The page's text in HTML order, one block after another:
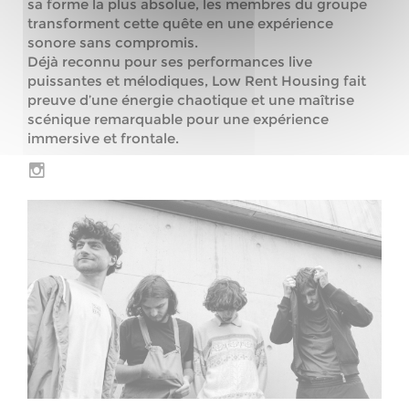
sa forme la plus absolue, les membres du groupe
transforment cette quête en une expérience
sonore sans compromis.
Déjà reconnu pour ses performances live
puissantes et mélodiques, Low Rent Housing fait
preuve d’une énergie chaotique et une maîtrise
scénique remarquable pour une expérience
immersive et frontale.